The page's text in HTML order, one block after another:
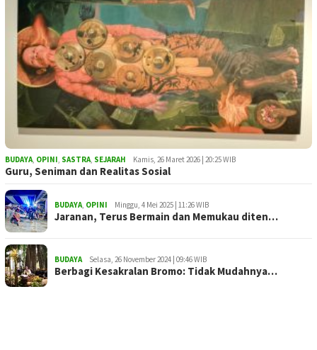
BUDAYA OPINI SASTRA SEJARAH Kamis, 26 Maret 2026 | 20:25 WIB
Guru, Seniman dan Realitas Sosial
BUDAYA OPINI Minggu, 4 Mei 2025 | 11:26 WIB
Jaranan, Terus Bermain dan Memukau diten…
BUDAYA Selasa, 26 November 2024 | 09:46 WIB
Berbagi Kesakralan Bromo: Tidak Mudahnya…